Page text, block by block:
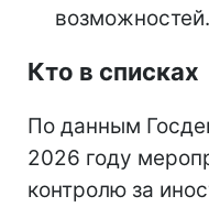
возможностей.
Кто в списках
По данным
2026 году
контролю за